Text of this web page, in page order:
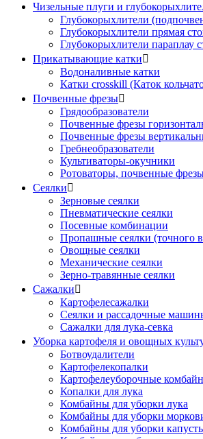
Чизельные плуги и
Глубокорыхлители
Глубокорыхлители прямая
Глубокорыхлители параплау
Прикатывающие катки
Водоналивные катки
Катки crosskill (Каток
Почвенные фрезы
Грядообразователи
Почвенные фрезы
Почвенные фрезы
Гребнеобразователи
Культиваторы-окучники
Ротоваторы, почвенные
Сеялки
Зерновые сеялки
Пневматические сеялки
Посевные комбинации
Пропашные сеялки (точного
Овощные сеялки
Механические сеялки
Зерно-травянные сеялки
Сажалки
Картофелесажалки
Сеялки и рассадочные
Сажалки для лука-севка
Уборка картофеля и овощных
Ботвоудалители
Картофелекопалки
Картофелеуборочные
Копалки для лука
Комбайны для уборки лука
Комбайны для уборки
Комбайны для уборки